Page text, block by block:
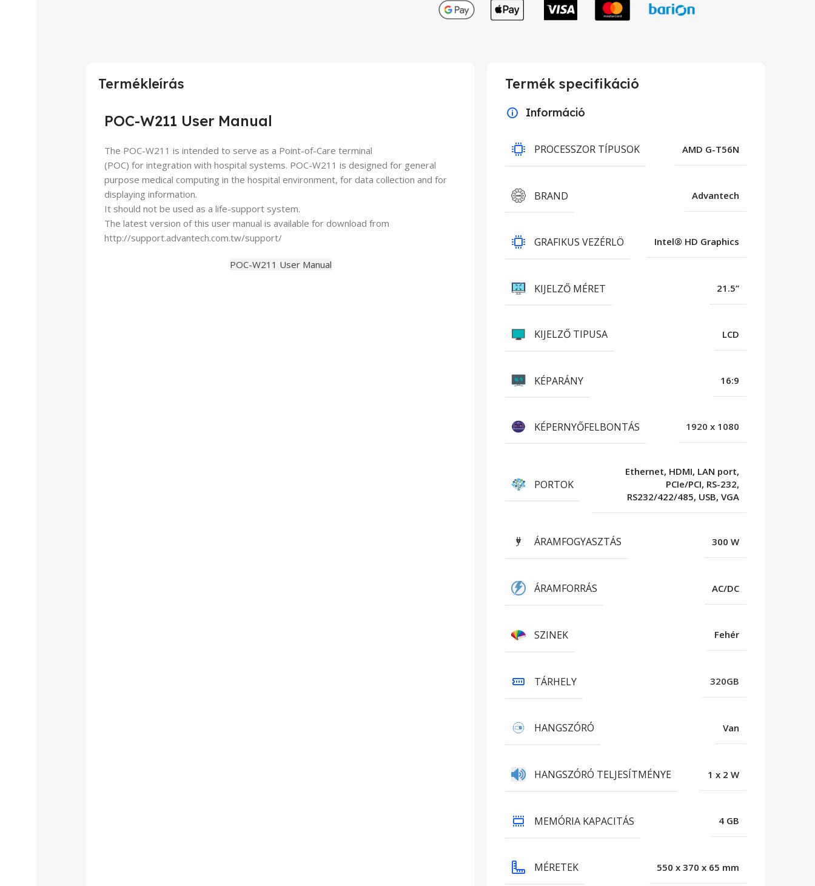
Termékleírás
POC-W211 User Manual
The POC-W211 is intended to serve as a Point-of-Care terminal
(POC) for integration with hospital systems. POC-W211 is designed for general
purpose medical computing in the hospital environment, for data collection and for
displaying information.
It should not be used as a life-support system.
The latest version of this user manual is available for download from
http://support.advantech.com.tw/support/
POC-W211 User Manual
Termék specifikáció
Információ
PROCESSZOR TÍPUSOK AMD G-T56N
BRAND Advantech
GRAFIKUS VEZÉRLÖ Intel® HD Graphics
KIJELZŐ MÉRET 21.5”
KIJELZŐ TIPUSA LCD
KÉPARÁNY 16:9
KÉPERNYŐFELBONTÁS 1920 x 1080
PORTOK
Ethernet, HDMI, LAN port,
PCIe/PCI, RS-232,
RS232/422/485, USB, VGA
ÁRAMFOGYASZTÁS 300 W
ÁRAMFORRÁS AC/DC
SZINEK Fehér
TÁRHELY 320GB
HANGSZÓRÓ Van
HANGSZÓRÓ TELJESÍTMÉNYE 1 x 2 W
MEMÓRIA KAPACITÁS 4 GB
MÉRETEK 550 x 370 x 65 mm